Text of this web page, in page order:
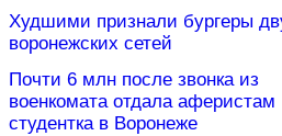
Худшими признали бургеры
воронежских сетей
Почти 6 млн после звонка из
военкомата отдала аферистам
студентка в Воронеже